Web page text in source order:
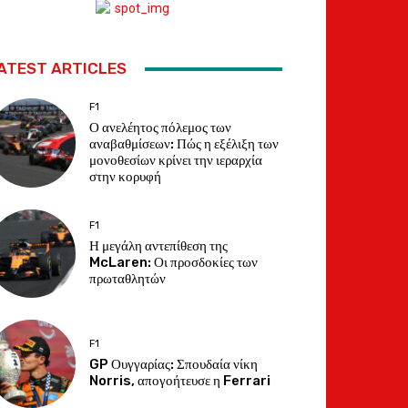
ARTICLES
F1
Ο ανελέητος πόλεμος των
αναβαθμίσεων: Πώς η εξέλιξη των
μονοθεσίων κρίνει την ιεραρχία
στην κορυφή
F1
Η μεγάλη αντεπίθεση της
McLaren: Οι προσδοκίες των
πρωταθλητών
F1
GP Ουγγαρίας: Σπουδαία νίκη
Norris, απογοήτευσε η Ferrari